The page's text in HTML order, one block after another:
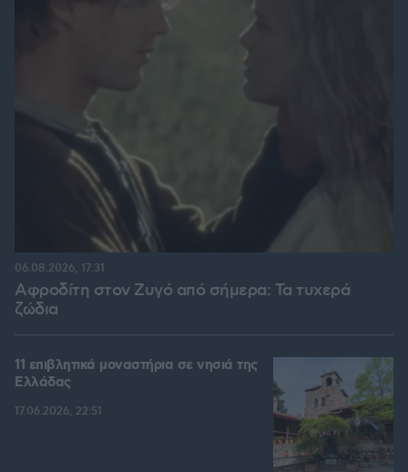
Αφροδίτη στον Ζυγό από σήμερα: Τα τυχερά
ζώδια
06.08.2026, 17:31
11 επιβλητικά μοναστήρια σε νησιά της
Ελλάδας
17.06.2026, 22:51